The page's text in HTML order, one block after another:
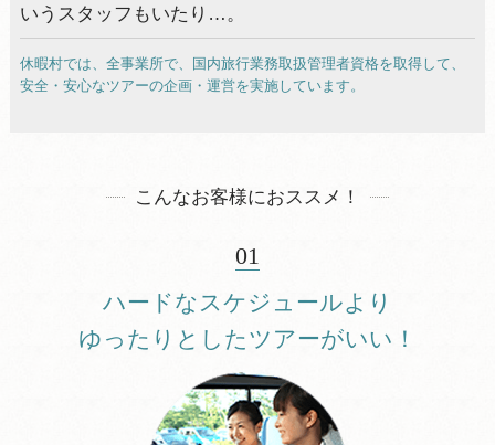
いうスタッフもいたり…。
休暇村では、全事業所で、国内旅行業務取扱管理者資格を取得して、
安全・安心なツアーの企画・運営を実施しています。
こんなお客様におススメ！
01
ハードなスケジュールより
ゆったりとしたツアーがいい！